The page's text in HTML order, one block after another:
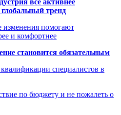
всё активнее
тренд
изменения помогают
и комфортнее
становится обязательным
специалистов в
по бюджету и не пожалеть о